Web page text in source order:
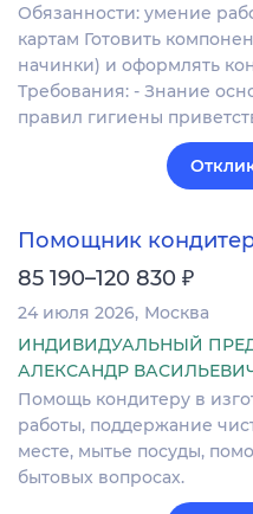
Обязанности: умение
картам Готовить
начинки) и оформлять
Требования: - Знание
правил гигиены
Помощник
85 190–120 830 ₽
24 июля 2026 Москва
ИНДИВИДУАЛЬНЫЙ
АЛЕКСАНДР
Помощь кондитеру в
работы, поддержание
месте, мытье посуды,
бытовых вопросах.